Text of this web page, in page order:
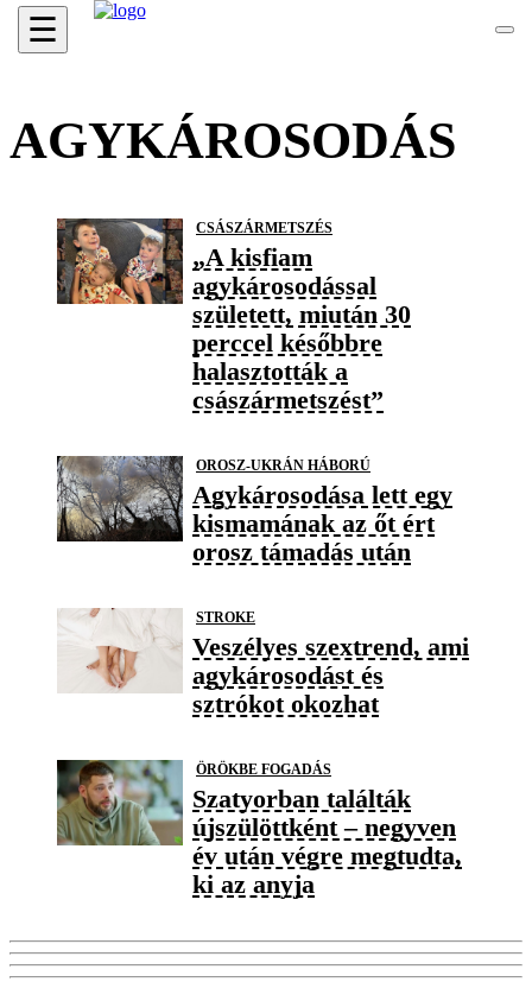
☰
AGYKÁROSODÁS
CSÁSZÁRMETSZÉS
„A kisfiam
agykárosodással
született, miután 30
perccel későbbre
halasztották a
császármetszést”
OROSZ-UKRÁN HÁBORÚ
Agykárosodása lett egy
kismamának az őt ért
orosz támadás után
STROKE
Veszélyes szextrend, ami
agykárosodást és
sztrókot okozhat
ÖRÖKBE FOGADÁS
Szatyorban találták
újszülöttként – negyven
év után végre megtudta,
ki az anyja